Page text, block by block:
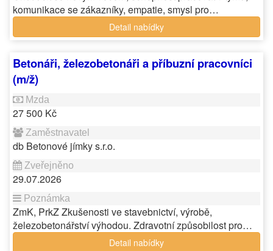
komunikace se zákazníky, empatie, smysl pro…
Detail nabídky
Betonáři, železobetonáři a příbuzní pracovníci
(m/ž)
27 500 Kč
db Betonové jímky s.r.o.
29.07.2026
ZmK, PrkZ Zkušenosti ve stavebnictví, výrobě,
železobetonářství výhodou. Zdravotní způsobilost pro…
Detail nabídky